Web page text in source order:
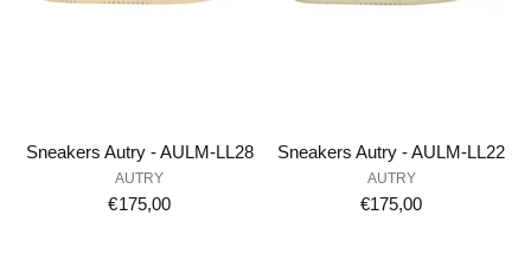
Sneakers Autry - AULM-LL28
AUTRY
€175,00
Sneakers Autry - AULM-LL22
AUTRY
€175,00